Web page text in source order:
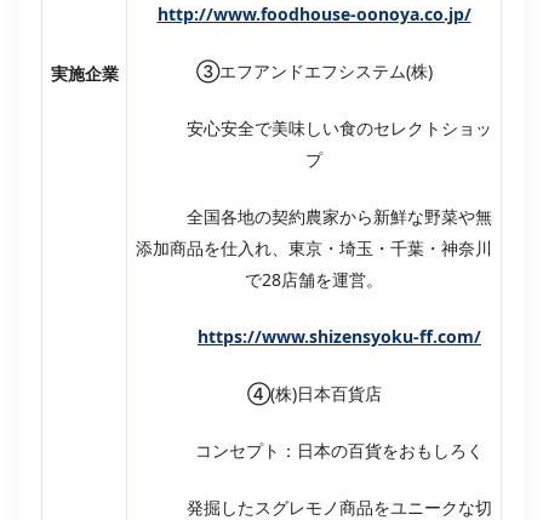
実施企業
http://www.foodhouse-oonoya.co.jp/
③エフアンドエフシステム(株)
安心安全で美味しい食のセレクトショッ
プ
全国各地の契約農家から新鮮な野菜や無
添加商品を仕入れ、東京・埼玉・千葉・神奈川
で28店舗を運営。
https://www.shizensyoku-ff.com/
④(株)日本百貨店
コンセプト：日本の百貨をおもしろく
発掘したスグレモノ商品をユニークな切